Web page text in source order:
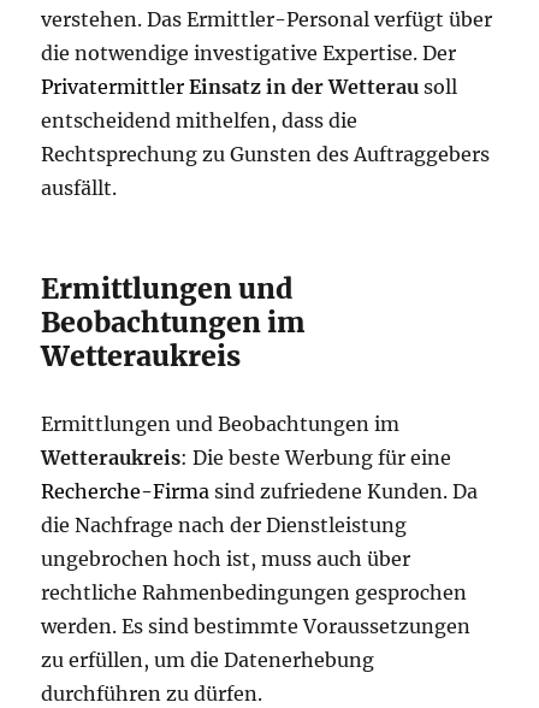
verstehen. Das Ermittler-Personal verfügt über
die notwendige investigative Expertise. Der
PrivatermittlerEinsatz in der Wetterau soll
entscheidend mithelfen, dass die
Rechtsprechung zu Gunsten des Auftraggebers
ausfällt.
Ermittlungen und
Beobachtungen im
Wetteraukreis
Ermittlungen und Beobachtungen im
Wetteraukreis: Die beste Werbung für eine
Recherche-Firmasind zufriedene Kunden. Da
die Nachfrage nach der Dienstleistung
ungebrochen hoch ist, muss auch über
rechtliche Rahmenbedingungen gesprochen
werden. Es sind bestimmte Voraussetzungen
zu erfüllen, um die Datenerhebung
durchführen zu dürfen.